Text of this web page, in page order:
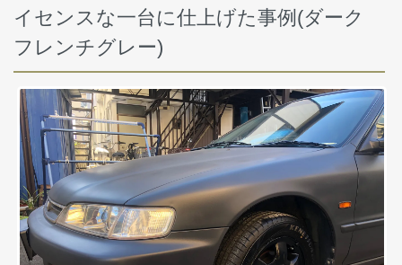
イセンスな一台に仕上げた事例(ダーク
フレンチグレー)